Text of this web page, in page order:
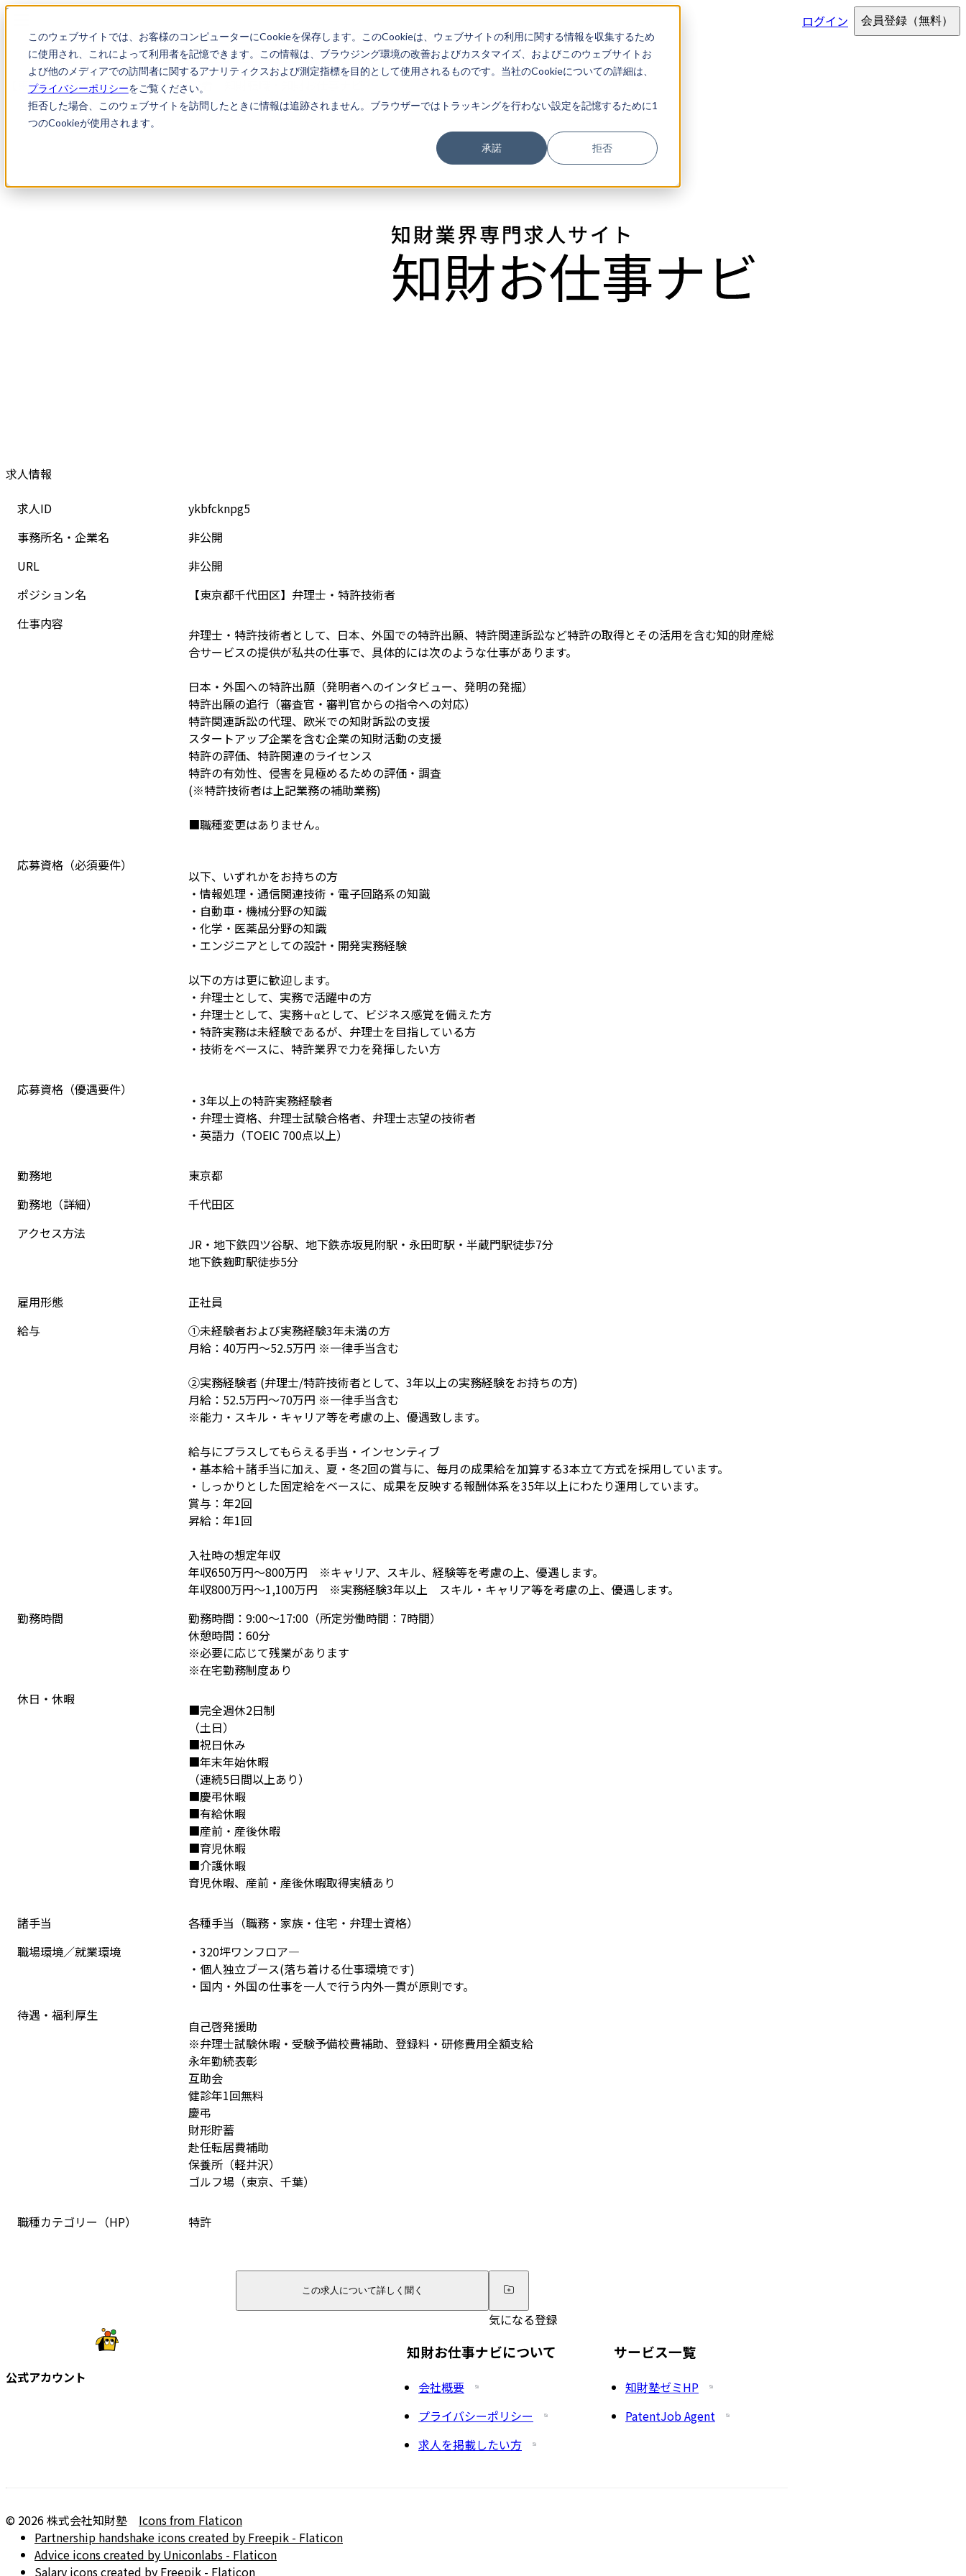
このウェブサイトでは、お客様のコンピューターにCookieを保存します。このCookieは、ウェブサイトの利用に関する情報を収集するため
に使用され、これによって利用者を記憶できます。この情報は、ブラウジング環境の改善およびカスタマイズ、およびこのウェブサイトお
よび他のメディアでの訪問者に関するアナリティクスおよび測定指標を目的として使用されるものです。当社のCookieについての詳細は、
プライバシーポリシーをご覧ください。
拒否した場合、このウェブサイトを訪問したときに情報は追跡されません。ブラウザーではトラッキングを行わない設定を記憶するために1
つのCookieが使用されます。
承諾 拒否
ログイン 会員登録 （無料）
求人検索 【東京都千代田区】弁理士・特許技術者
【東京都千代田区】弁理士・特許技術者｜知財転職・知財お仕事ナビ
求人情報
求人ID
ykbfcknpg5
事務所名・企業名
非公開
URL
非公開
ポジション名
【東京都千代田区】弁理士・特許技術者
仕事内容
弁理士・特許技術者として、日本、外国での特許出願、特許関連訴訟など特許の取得とその活用を含む知的財産総
合サービスの提供が私共の仕事で、具体的には次のような仕事があります。
日本・外国への特許出願（発明者へのインタビュー、発明の発掘）
特許出願の追行（審査官・審判官からの指令への対応）
特許関連訴訟の代理、欧米での知財訴訟の支援
スタートアップ企業を含む企業の知財活動の支援
特許の評価、特許関連のライセンス
特許の有効性、侵害を見極めるための評価・調査
(※特許技術者は上記業務の補助業務)
■職種変更はありません。
応募資格（必須要件）
以下、いずれかをお持ちの方
・情報処理・通信関連技術・電子回路系の知識
・自動車・機械分野の知識
・化学・医薬品分野の知識
・エンジニアとしての設計・開発実務経験
以下の方は更に歓迎します。
・弁理士として、実務で活躍中の方
・弁理士として、実務＋αとして、ビジネス感覚を備えた方
・特許実務は未経験であるが、弁理士を目指している方
・技術をベースに、特許業界で力を発揮したい方
応募資格（優遇要件）
・3年以上の特許実務経験者
・弁理士資格、弁理士試験合格者、弁理士志望の技術者
・英語力（TOEIC 700点以上）
勤務地
東京都
勤務地（詳細）
千代田区
アクセス方法
JR・地下鉄四ツ谷駅、地下鉄赤坂見附駅・永田町駅・半蔵門駅徒歩7分
地下鉄麹町駅徒歩5分
雇用形態
正社員
給与
①未経験者および実務経験3年未満の方
月給：40万円～52.5万円 ※一律手当含む
②実務経験者 (弁理士/特許技術者として、3年以上の実務経験をお持ちの方)
月給：52.5万円～70万円 ※一律手当含む
※能力・スキル・キャリア等を考慮の上、優遇致します。
給与にプラスしてもらえる手当・インセンティブ
・基本給＋諸手当に加え、夏・冬2回の賞与に、毎月の成果給を加算する3本立て方式を採用しています。
・しっかりとした固定給をベースに、成果を反映する報酬体系を35年以上にわたり運用しています。
賞与：年2回
昇給：年1回
入社時の想定年収
年収650万円～800万円　※キャリア、スキル、経験等を考慮の上、優遇します。
年収800万円～1,100万円　※実務経験3年以上　スキル・キャリア等を考慮の上、優遇します。
勤務時間
勤務時間：9:00～17:00（所定労働時間：7時間）
休憩時間：60分
※必要に応じて残業があります
※在宅勤務制度あり
休日・休暇
■完全週休2日制
（土日）
■祝日休み
■年末年始休暇
（連続5日間以上あり）
■慶弔休暇
■有給休暇
■産前・産後休暇
■育児休暇
■介護休暇
育児休暇、産前・産後休暇取得実績あり
諸手当
各種手当（職務・家族・住宅・弁理士資格）
職場環境／就業環境
・320坪ワンフロア―
・個人独立ブース(落ち着ける仕事環境です)
・国内・外国の仕事を一人で行う内外一貫が原則です。
待遇・福利厚生
自己啓発援助
※弁理士試験休暇・受験予備校費補助、登録料・研修費用全額支給
永年勤続表彰
互助会
健診年1回無料
慶弔
財形貯蓄
赴任転居費補助
保養所（軽井沢）
ゴルフ場（東京、千葉）
職種カテゴリー（HP） 特許
この求人について詳しく聞く
気になる登録
公式アカウント
知財お仕事ナビについて
会社概要
プライバシーポリシー
求人を掲載したい方
サービス一覧
知財塾ゼミHP
PatentJob Agent
© 2026株式会社知財塾
Icons from Flaticon
Partnership handshake icons created by Freepik - Flaticon
Advice icons created by Uniconlabs - Flaticon
Salary icons created by Freepik - Flaticon